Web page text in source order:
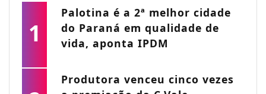
1
Palotina é a 2ª melhor cidade
do Paraná em qualidade de
vida, aponta IPDM
Produtora venceu cinco vezes